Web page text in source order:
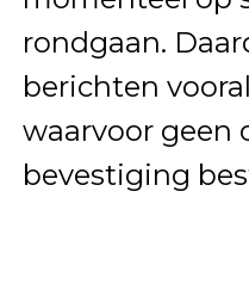
rondgaan.
berichten
waarvoor geen
bevestiging